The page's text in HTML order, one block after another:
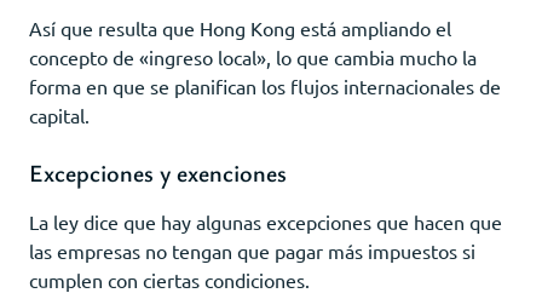
Así que resulta que Hong Kong está ampliando el
concepto de «ingreso local», lo que cambia mucho la
forma en que se planifican los flujos internacionales de
capital.
Excepciones y exenciones
La ley dice que hay algunas excepciones que hacen que
las empresas no tengan que pagar más impuestos si
cumplen con ciertas condiciones.